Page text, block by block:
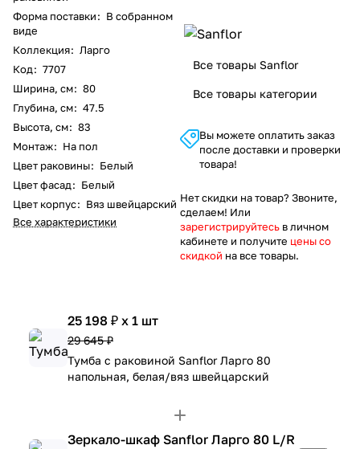
Форма поставки: В собранном
виде
Коллекция: Ларго
Код: 7707
Ширина, см: 80
Глубина, см: 47.5
Высота, см: 83
Монтаж: На пол
Цвет раковины: Белый
Цвет фасад: Белый
Цвет корпус: Вяз швейцарский
Все характеристики
Все товары Sanflor
Все товары категории
Вы можете оплатить заказ
после доставки и проверки
товара!
Нет скидки на товар? Звоните,
сделаем! Или
зарегистрируйтесь в личном
кабинете и получите цены со
скидкой на все товары.
25 198 ₽ x 1 шт
29 645 ₽
Тумба с раковиной Sanflor Ларго 80
напольная, белая/вяз швейцарский
Зеркало-шкаф Sanflor Ларго 80 L/R